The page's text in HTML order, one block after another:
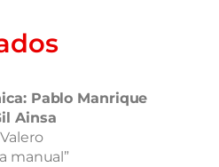
Pablo Manrique
Ainsa
manual”